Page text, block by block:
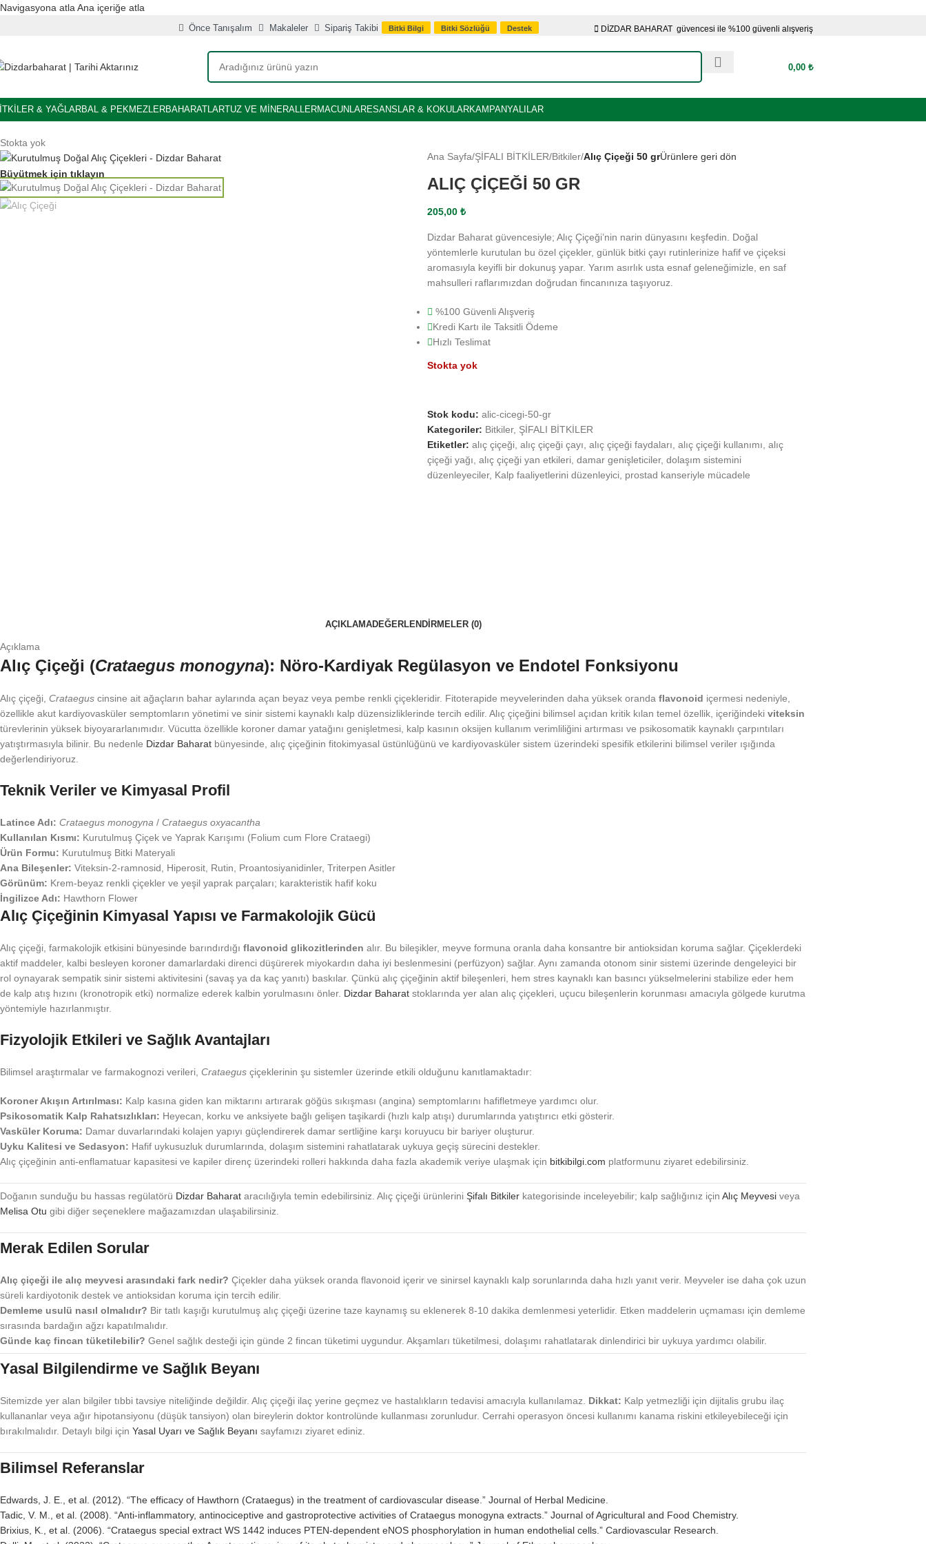
Navigasyona atla Ana içeriğe atla
Destek
Bitki Sözlüğü
Bitki Bilgi
Sipariş Takibi
Makaleler
Önce Tanışalım DİZDAR BAHARAT güvencesi ile %100 güvenli alışveriş
0,00 ₺
& YAĞLARBAL & PEKMEZLERBAHARATLARTUZ VE MİNERALLERMACUNLARESANSLAR & KOKULARKAMPANYALILAR
Stokta yok
Büyütmek için tıklayın
Ana Sayfa/ŞİFALI BİTKİLER/Bitkiler/Alıç Çiçeği 50 grÜrünlere geri dön
ALIÇ ÇIÇEĞI 50 GR
205,00 ₺
Dizdar Baharat güvencesiyle; Alıç Çiçeği’nin narin dünyasını keşfedin. Doğal
yöntemlerle kurutulan bu özel çiçekler, günlük bitki çayı rutinlerinize hafif ve çiçeksi
aromasıyla keyifli bir dokunuş yapar. Yarım asırlık usta esnaf geleneğimizle, en saf
mahsulleri raflarımızdan doğrudan fincanınıza taşıyoruz.
%100 Güvenli Alışveriş
Kredi Kartı ile Taksitli Ödeme
Hızlı Teslimat
Stokta yok
Stok kodu: alic-cicegi-50-gr
Kategoriler: Bitkiler, ŞİFALI BİTKİLER
Etiketler: alıç çiçeği alıç çiçeği çayı alıç çiçeği faydaları alıç çiçeği kullanımı alıç
çiçeği yağı alıç çiçeği yan etkileri damar genişleticiler, dolaşım sistemini
düzenleyeciler, Kalp faaliyetlerini düzenleyici prostad kanseriyle mücadele
AÇIKLAMADEĞERLENDIRMELER (0)
Açıklama
Alıç Çiçeği (Crataegus monogyna): Nöro-Kardiyak Regülasyon ve Endotel Fonksiyonu
Alıç çiçeği, Crataegus cinsine ait ağaçların bahar aylarında açan beyaz veya pembe renkli çiçekleridir. Fitoterapide meyvelerinden daha yüksek oranda flavonoid içermesi nedeniyle,
özellikle akut kardiyovasküler semptomların yönetimi ve sinir sistemi kaynaklı kalp düzensizliklerinde tercih edilir. Alıç çiçeğini bilimsel açıdan kritik kılan temel özellik, içeriğindeki viteksin
türevlerinin yüksek biyoyararlanımıdır. Vücutta özellikle koroner damar yatağını genişletmesi, kalp kasının oksijen kullanım verimliliğini artırması ve psikosomatik kaynaklı çarpıntıları
yatıştırmasıyla bilinir. Bu nedenle Dizdar Baharat bünyesinde, alıç çiçeğinin fitokimyasal üstünlüğünü ve kardiyovasküler sistem üzerindeki spesifik etkilerini bilimsel veriler ışığında
değerlendiriyoruz.
Teknik Veriler ve Kimyasal Profil
Latince Adı: Crataegus monogyna / Crataegus oxyacantha
Kullanılan Kısmı: Kurutulmuş Çiçek ve Yaprak Karışımı (Folium cum Flore Crataegi)
Ürün Formu: Kurutulmuş Bitki Materyali
Ana Bileşenler: Viteksin-2-ramnosid, Hiperosit, Rutin, Proantosiyanidinler, Triterpen Asitler
Görünüm: Krem-beyaz renkli çiçekler ve yeşil yaprak parçaları; karakteristik hafif koku
İngilizce Adı: Hawthorn Flower
Alıç Çiçeğinin Kimyasal Yapısı ve Farmakolojik Gücü
Alıç çiçeği, farmakolojik etkisini bünyesinde barındırdığı flavonoid glikozitlerinden alır. Bu bileşikler, meyve formuna oranla daha konsantre bir antioksidan koruma sağlar. Çiçeklerdeki
aktif maddeler, kalbi besleyen koroner damarlardaki direnci düşürerek miyokardın daha iyi beslenmesini (perfüzyon) sağlar. Aynı zamanda otonom sinir sistemi üzerinde dengeleyici bir
rol oynayarak sempatik sinir sistemi aktivitesini (savaş ya da kaç yanıtı) baskılar. Çünkü alıç çiçeğinin aktif bileşenleri, hem stres kaynaklı kan basıncı yükselmelerini stabilize eder hem
de kalp atış hızını (kronotropik etki) normalize ederek kalbin yorulmasını önler. Dizdar Baharat stoklarında yer alan alıç çiçekleri, uçucu bileşenlerin korunması amacıyla gölgede kurutma
yöntemiyle hazırlanmıştır.
Fizyolojik Etkileri ve Sağlık Avantajları
Bilimsel araştırmalar ve farmakognozi verileri, Crataegus çiçeklerinin şu sistemler üzerinde etkili olduğunu kanıtlamaktadır:
Koroner Akışın Artırılması: Kalp kasına giden kan miktarını artırarak göğüs sıkışması (angina) semptomlarını hafifletmeye yardımcı olur.
Psikosomatik Kalp Rahatsızlıkları: Heyecan, korku ve anksiyete bağlı gelişen taşikardi (hızlı kalp atışı) durumlarında yatıştırıcı etki gösterir.
Vasküler Koruma: Damar duvarlarındaki kolajen yapıyı güçlendirerek damar sertliğine karşı koruyucu bir bariyer oluşturur.
Uyku Kalitesi ve Sedasyon: Hafif uykusuzluk durumlarında, dolaşım sistemini rahatlatarak uykuya geçiş sürecini destekler.
Alıç çiçeğinin anti-enflamatuar kapasitesi ve kapiler direnç üzerindeki rolleri hakkında daha fazla akademik veriye ulaşmak için bitkibilgi.com platformunu ziyaret edebilirsiniz.
Doğanın sunduğu bu hassas regülatörü Dizdar Baharat aracılığıyla temin edebilirsiniz. Alıç çiçeği ürünlerini Şifalı Bitkiler kategorisinde inceleyebilir; kalp sağlığınız için Alıç Meyvesi veya
Melisa Otu gibi diğer seçeneklere mağazamızdan ulaşabilirsiniz.
Merak Edilen Sorular
Alıç çiçeği ile alıç meyvesi arasındaki fark nedir? Çiçekler daha yüksek oranda flavonoid içerir ve sinirsel kaynaklı kalp sorunlarında daha hızlı yanıt verir. Meyveler ise daha çok uzun
süreli kardiyotonik destek ve antioksidan koruma için tercih edilir.
Demleme usulü nasıl olmalıdır? Bir tatlı kaşığı kurutulmuş alıç çiçeği üzerine taze kaynamış su eklenerek 8-10 dakika demlenmesi yeterlidir. Etken maddelerin uçmaması için demleme
sırasında bardağın ağzı kapatılmalıdır.
Günde kaç fincan tüketilebilir? Genel sağlık desteği için günde 2 fincan tüketimi uygundur. Akşamları tüketilmesi, dolaşımı rahatlatarak dinlendirici bir uykuya yardımcı olabilir.
Yasal Bilgilendirme ve Sağlık Beyanı
Sitemizde yer alan bilgiler tıbbi tavsiye niteliğinde değildir. Alıç çiçeği ilaç yerine geçmez ve hastalıkların tedavisi amacıyla kullanılamaz. Dikkat: Kalp yetmezliği için dijitalis grubu ilaç
kullananlar veya ağır hipotansiyonu (düşük tansiyon) olan bireylerin doktor kontrolünde kullanması zorunludur. Cerrahi operasyon öncesi kullanımı kanama riskini etkileyebileceği için
bırakılmalıdır. Detaylı bilgi için Yasal Uyarı ve Sağlık Beyanı sayfamızı ziyaret ediniz.
Bilimsel Referanslar
Edwards, J. E., et al. (2012). “The efficacy of Hawthorn (Crataegus) in the treatment of cardiovascular disease.” Journal of Herbal Medicine.
Tadic, V. M., et al. (2008). “Anti-inflammatory, antinociceptive and gastroprotective activities of Crataegus monogyna extracts.” Journal of Agricultural and Food Chemistry.
Brixius, K., et al. (2006). “Crataegus special extract WS 1442 induces PTEN-dependent eNOS phosphorylation in human endothelial cells.” Cardiovascular Research.